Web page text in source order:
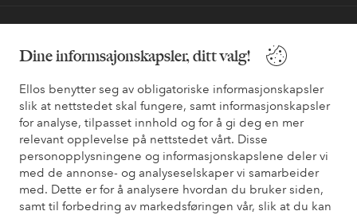
Dine informsajonskapsler, ditt valg!
Ellos benytter seg av obligatoriske informasjonskapsler
slik at nettstedet skal fungere, samt informasjonskapsler
for analyse, tilpasset innhold og for å gi deg en mer
relevant opplevelse på nettstedet vårt. Disse
personopplysningene og informasjonskapslene deler vi
med de annonse- og analyseselskaper vi samarbeider
med. Dette er for å analysere hvordan du bruker siden,
samt til forbedring av markedsføringen vår, slik at du kan
Du finner svar på de vanligste spørsmålene i vår FAQ. Du finner
Kundeservice Bestilling Betalingsmåte
Mine sider